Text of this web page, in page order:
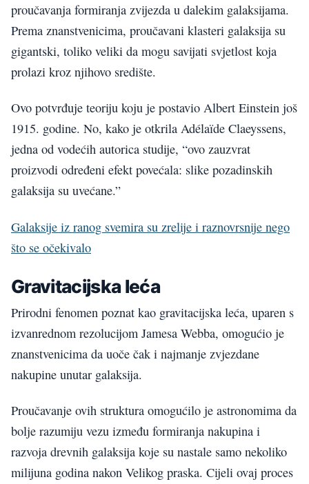
proučavanja formiranja zvijezda u dalekim galaksijama.
Prema znanstvenicima, proučavani klasteri galaksija su
gigantski, toliko veliki da mogu savijati svjetlost koja
prolazi kroz njihovo središte.
Ovo potvrđuje teoriju koju je postavio Albert Einstein još
1915. godine. No, kako je otkrila Adélaïde Claeyssens,
jedna od vodećih autorica studije, “ovo zauzvrat
proizvodi određeni efekt povećala: slike pozadinskih
galaksija su uvećane.”
Galaksije iz ranog svemira su zrelije i raznovrsnije nego
što se očekivalo
Gravitacijska leća
Prirodni fenomen poznat kao gravitacijska leća, uparen s
izvanrednom rezolucijom Jamesa Webba, omogućio je
znanstvenicima da uoče čak i najmanje zvjezdane
nakupine unutar galaksija.
Proučavanje ovih struktura omogućilo je astronomima da
bolje razumiju vezu između formiranja nakupina i
razvoja drevnih galaksija koje su nastale samo nekoliko
milijuna godina nakon Velikog praska. Cijeli ovaj proces